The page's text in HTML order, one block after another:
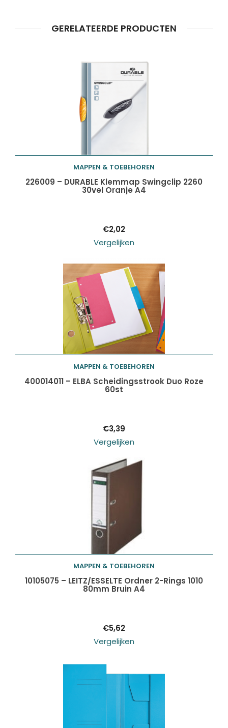
GERELATEERDE PRODUCTEN
Toevoegen aan
MAPPEN & TOEBEHOREN
226009 – DURABLE Klemmap Swingclip 2260
30vel Oranje A4
€2,02
Vergelijken
Toevoegen aan
MAPPEN & TOEBEHOREN
400014011 – ELBA Scheidingsstrook Duo Roze
60st
€3,39
Vergelijken
Toevoegen aan
MAPPEN & TOEBEHOREN
10105075 – LEITZ/ESSELTE Ordner 2-Rings 1010
80mm Bruin A4
€5,62
Vergelijken